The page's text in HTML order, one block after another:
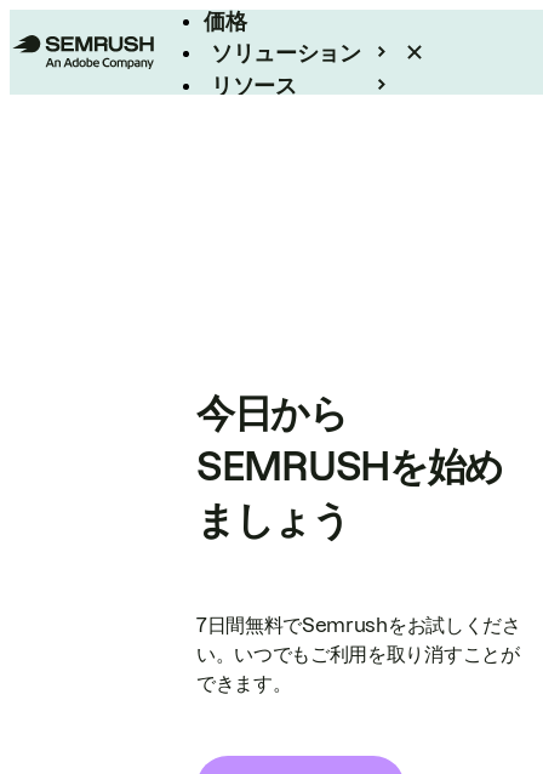
価格
ソリューション
リソース
今日から
SEMRUSHを始め
ましょう
7日間無料でSemrushをお試しくださ
い。いつでもご利用を取り消すことが
できます。